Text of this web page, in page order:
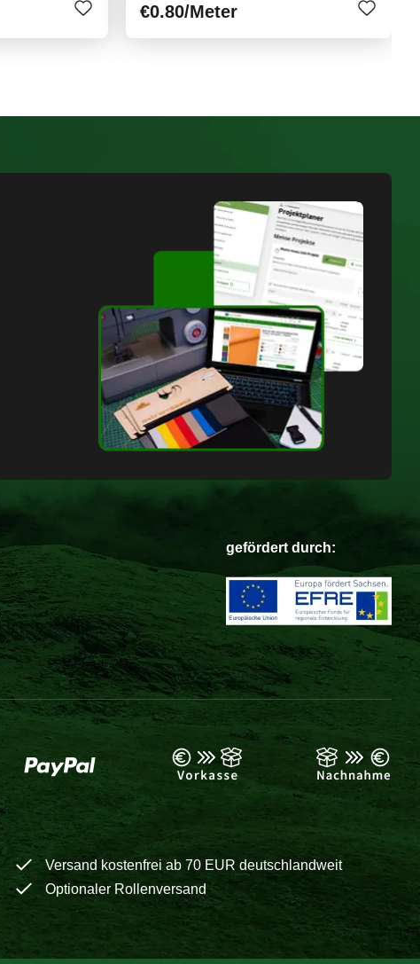
€0.80/Meter
gefördert durch:
Versand kostenfrei ab 70 EUR deutschlandweit
Optionaler Rollenversand